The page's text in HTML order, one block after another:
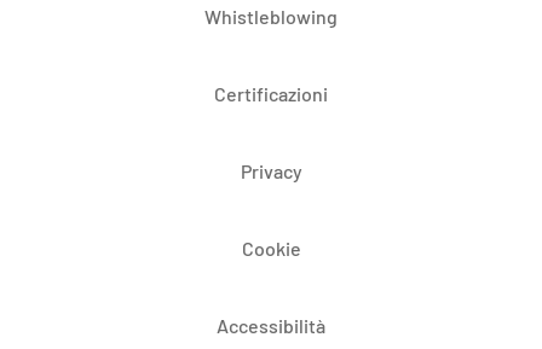
Whistleblowing
Certificazioni
Privacy
Cookie
Accessibilità